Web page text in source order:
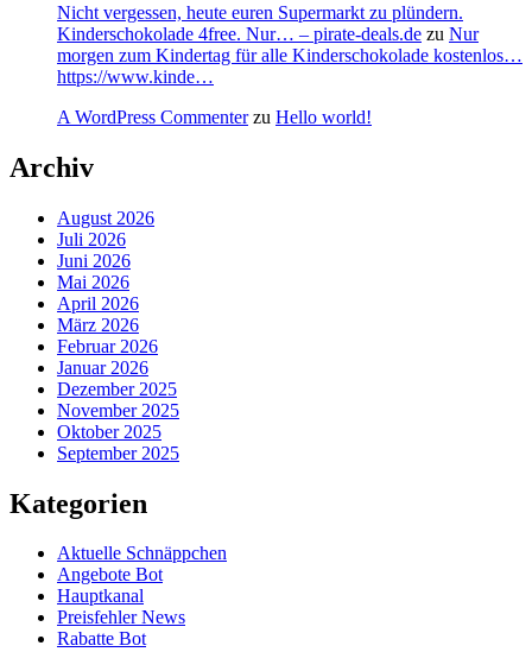
Nicht vergessen, heute euren Supermarkt zu plündern.
Kinderschokolade 4free. Nur… – pirate-deals.de zu Nur
morgen zum Kindertag für alle Kinderschokolade kostenlos…
https://www.kinde…
A WordPress Commenterzu Hello world!
Archiv
August 2026
Juli 2026
Juni 2026
Mai 2026
April 2026
März 2026
Februar 2026
Januar 2026
Dezember 2025
November 2025
Oktober 2025
September 2025
Kategorien
Aktuelle Schnäppchen
Angebote Bot
Hauptkanal
Preisfehler News
Rabatte Bot